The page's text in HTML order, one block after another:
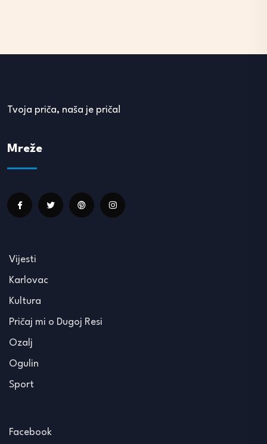
Tvoja priča, naša je priča!
Mreže
Vijesti
Karlovac
Kultura
Pričaj mi o Dugoj Resi
Ozalj
Ogulin
Sport
Facebook